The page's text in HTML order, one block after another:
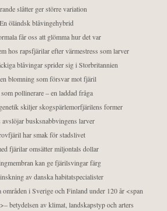
slåtter ger större variation
En öländsk blåvingehybrid
får oss att glömma hur det var
hos rapsfjärilar efter värmestress som larver
blåvingar sprider sig i Storbritannien
blomning som försvar mot fjäril
pollinerare – en laddad fråga
skiljer skogspärlemorfjärilens former
busksnabbvingens larver
har smak för stadslivet
fjärilar omsätter miljontals dollar
kan ge fjärilsvingar färg
av danska habitatspecialister
i Sverige och Finland under 120 år <span
betydelsen av klimat, landskapstyp och arters